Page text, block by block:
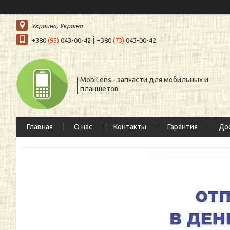
Украина, Україна
+380 (95)043-00-42 +380(73)043-00-42
MobiLens - запчасти для мобильных и
планшетов
Главная О нас Контакты Гарантия